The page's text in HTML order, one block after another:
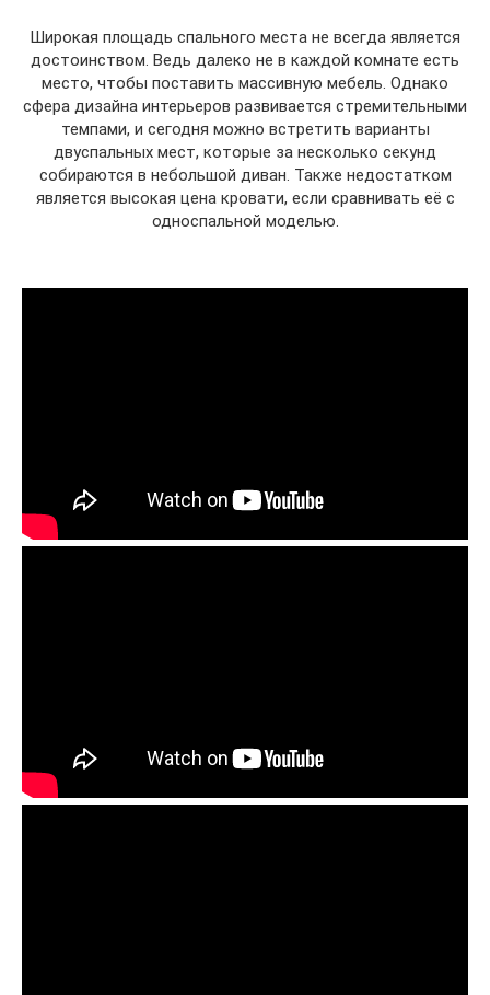
Широкая площадь спального места не всегда является
достоинством. Ведь далеко не в каждой комнате есть
место, чтобы поставить массивную мебель. Однако
сфера дизайна интерьеров развивается стремительными
темпами, и сегодня можно встретить варианты
двуспальных мест, которые за несколько секунд
собираются в небольшой диван. Также недостатком
является высокая цена кровати, если сравнивать её с
односпальной моделью.